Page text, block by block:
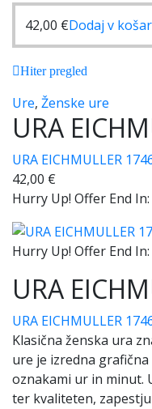
42,00 €Dodaj v
Hiter pregled
Ure, Ženske ure
URA
URA EICHMULLER
42,00 €
Hurry Up! Offer End In:
Hurry Up! Offer End In:
URA
URA EICHMULLER
Klasična ženska ura
ure je izredna
oznakami ur in minut.
ter kvaliteten,